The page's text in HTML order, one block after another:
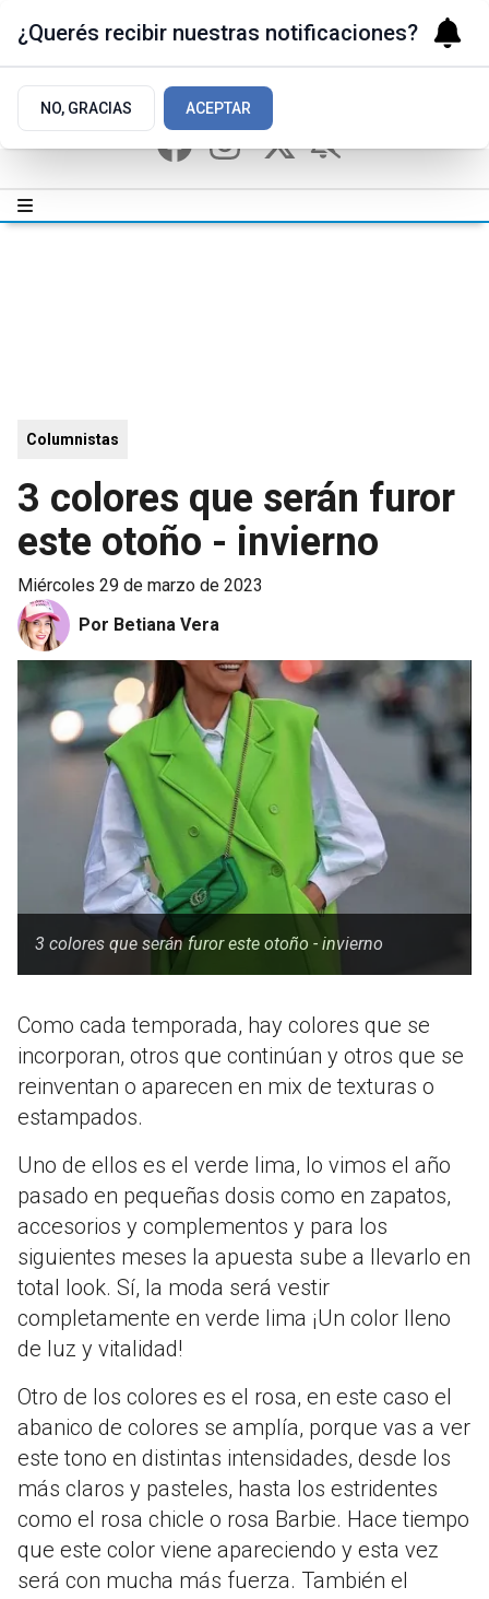
Columnistas
3 colores que serán furor
este otoño - invierno
miércoles 29 de marzo de 2023
Por Betiana Vera
3 colores que serán furor este otoño - invierno
Como cada temporada, hay colores que se
incorporan, otros que continúan y otros que se
reinventan o aparecen en mix de texturas o
estampados.
Uno de ellos es el verde lima, lo vimos el año
pasado en pequeñas dosis como en zapatos,
accesorios y complementos y para los
siguientes meses la apuesta sube a llevarlo en
total look. Sí, la moda será vestir
completamente en verde lima ¡Un color lleno
de luz y vitalidad!
Otro de los colores es el rosa, en este caso el
abanico de colores se amplía, porque vas a ver
este tono en distintas intensidades, desde los
más claros y pasteles, hasta los estridentes
como el rosa chicle o rosa Barbie. Hace tiempo
que este color viene apareciendo y esta vez
será con mucha más fuerza. También el
¿Querés recibir nuestras notificaciones?
NO, GRACIAS ACEPTAR